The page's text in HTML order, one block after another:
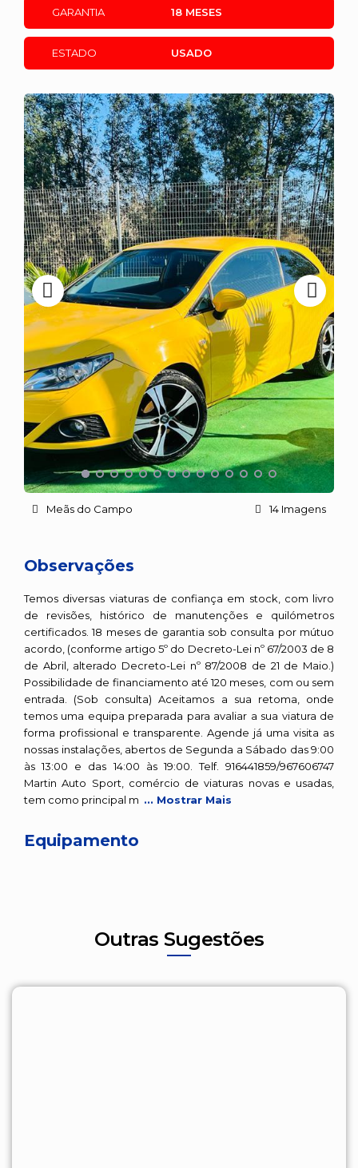
GARANTIA 18 MESES
ESTADO USADO
Meãs do Campo 14 Imagens
Observações
Temos diversas viaturas de confiança em stock, com livro
de revisões, histórico de manutenções e quilómetros
certificados. 18 meses de garantia sob consulta por mútuo
acordo, (conforme artigo 5º do Decreto-Lei nº 67/2003 de 8
de Abril, alterado Decreto-Lei nº 87/2008 de 21 de Maio.)
Possibilidade de financiamento até 120 meses, com ou sem
entrada. (Sob consulta) Aceitamos a sua retoma, onde
temos uma equipa preparada para avaliar a sua viatura de
forma profissional e transparente. Agende já uma visita as
nossas instalações, abertos de Segunda a Sábado das 9:00
às 13:00 e das 14:00 às 19:00. Telf. 916441859/967606747
Martin Auto Sport, comércio de viaturas novas e usadas,
tem como principal m ... Mostrar Mais
Equipamento
Outras Sugestões